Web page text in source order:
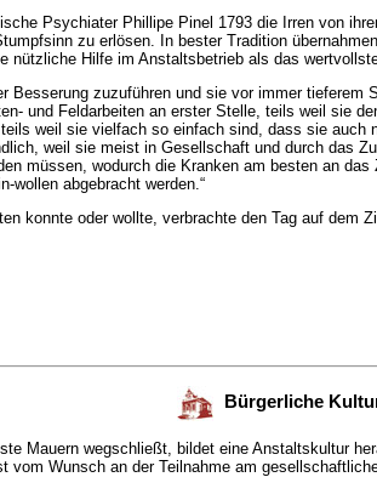
Psychiater Phillipe Pinel 1793 die Irren von
zu erlösen. In bester Tradition
nützliche Hilfe im Anstaltsbetrieb als das
Besserung zuzuführen und sie vor immer
und Feldarbeiten an erster Stelle, teils weil sie
weil sie vielfach so einfach sind, dass sie auch
weil sie meist in Gesellschaft und durch das
müssen, wodurch die Kranken am besten an
wollen abgebracht werden.“
konnte oder wollte, verbrachte den Tag auf dem
Bürgerliche
Mauern wegschließt, bildet eine Anstaltskultur
vom Wunsch an der Teilnahme am